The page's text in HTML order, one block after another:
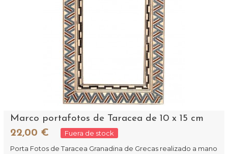
Marco portafotos de Taracea de 10 x 15 cm
22,00 €
Fuera de stock
Porta Fotos de Taracea Granadina de Grecas realizado a mano